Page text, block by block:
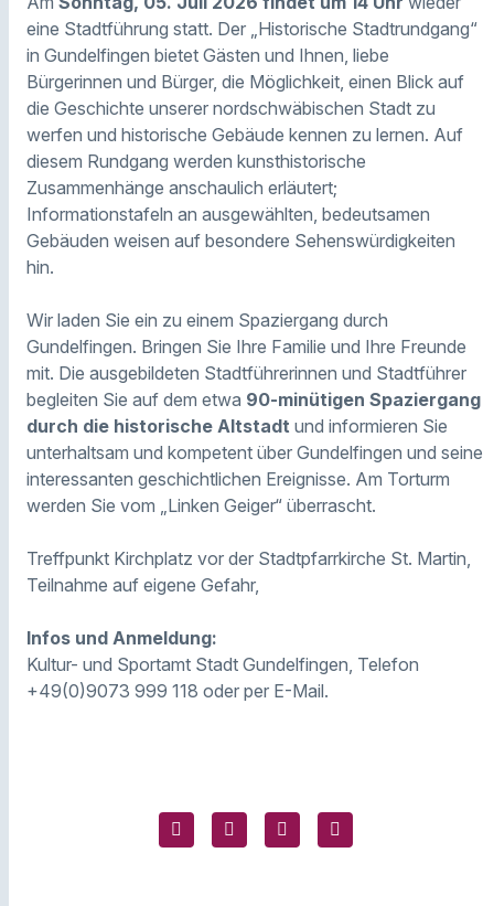
eine Stadtführung statt. Der „Historische Stadtrundgang“
in Gundelfingen bietet Gästen und Ihnen, liebe
Bürgerinnen und Bürger, die Möglichkeit, einen Blick auf
die Geschichte unserer nordschwäbischen Stadt zu
werfen und historische Gebäude kennen zu lernen. Auf
diesem Rundgang werden kunsthistorische
Zusammenhänge anschaulich erläutert;
Informationstafeln an ausgewählten, bedeutsamen
Gebäuden weisen auf besondere Sehenswürdigkeiten
hin.
Wir laden Sie ein zu einem Spaziergang durch
Gundelfingen. Bringen Sie Ihre Familie und Ihre Freunde
mit. Die ausgebildeten Stadtführerinnen und Stadtführer
begleiten Sie auf dem etwa 90-minütigen Spaziergang
durch die historische Altstadt und informieren Sie
unterhaltsam und kompetent über Gundelfingen und seine
interessanten geschichtlichen Ereignisse. Am Torturm
werden Sie vom „Linken Geiger“ überrascht.
Treffpunkt Kirchplatz vor der Stadtpfarrkirche St. Martin,
Teilnahme auf eigene Gefahr,
Infos und Anmeldung:
Kultur- und Sportamt Stadt Gundelfingen, Telefon
+49(0)9073 999 118 oder per E-Mail.